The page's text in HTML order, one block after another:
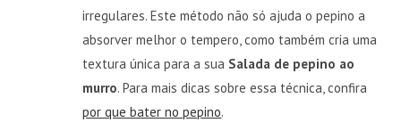
irregulares. Este método não só ajuda o pepino a
absorver melhor o tempero, como também cria uma
textura única para a sua Salada de pepino ao
murro. Para mais dicas sobre essa técnica, confira
por que bater no pepino.